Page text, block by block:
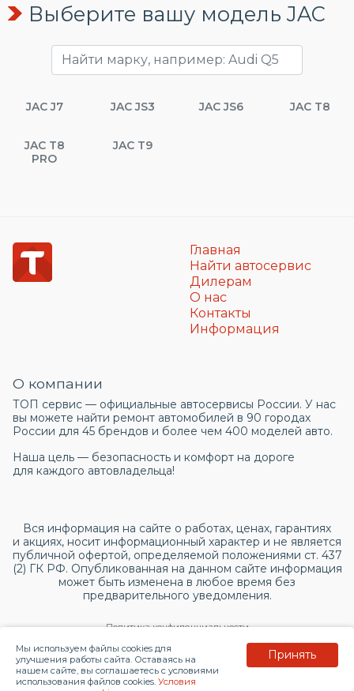
Выберите вашу модель JAC
JAC J7 JAC JS3 JAC JS6 JAC T8
JAC T8
PRO
JAC T9
Главная
Найти автосервис
Дилерам
О нас
Контакты
Информация
О компании
ТОП сервис — официальные автосервисы России. У нас
вы можете найти ремонт автомобилей в 90 городах
России для 45 брендов и более чем 400 моделей авто.
Наша цель — безопасность и комфорт на дороге
для каждого автовладельца!
Вся информация на сайте о работах, ценах, гарантиях
и акциях, носит информационный характер и не является
публичной офертой, определяемой положениями ст. 437
(2) ГК РФ. Опубликованная на данном сайте информация
может быть изменена в любое время без
предварительного уведомления.
Политика конфиденциальности
Согласие на обработку персональных данных
© 2026 topservice.su
Мы используем файлы cookies для
улучшения работы сайта. Оставаясь на
нашем сайте, вы соглашаетесь с условиями
использования файлов cookies. Условия
Принять